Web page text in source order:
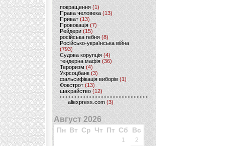
покращення (1)
Права человека(13)
Приват (13)
Провокація (7)
Рейдери (15)
російська гебня (8)
Російсько-українська війна
(793)
Судова корупція (4)
тендерна мафія (36)
Тероризм (4)
Укрсоцбанк (3)
фальсифікація виборів (1)
Фокстрот(13)
шахрайство (12)
aliexpress.com (3)
Август 2026
Пн Вт Ср Чт Пт Сб Вс
1
2